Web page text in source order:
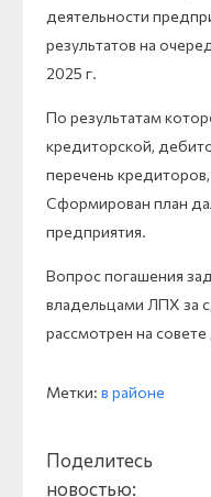
деятельности
результатов на
2025 г.
По результатам
кредиторской,
перечень
Сформирован план
предприятия.
Вопрос погашения
владельцами ЛПХ за
рассмотрен на
Метки: в районе
Поделитесь
новостью: